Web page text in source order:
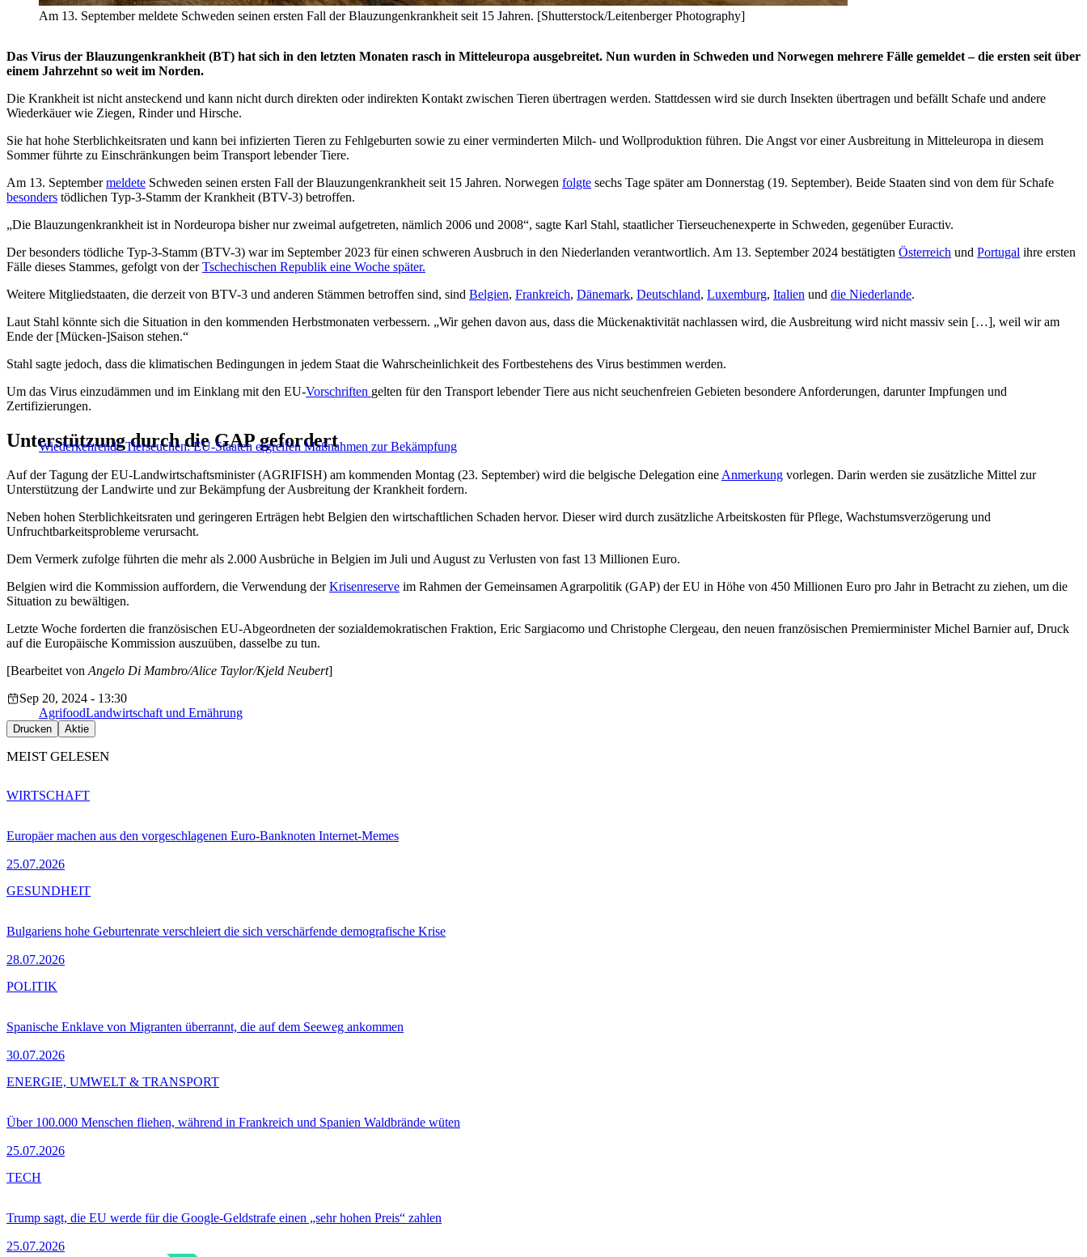
Am 13. September meldete Schweden seinen ersten Fall der Blauzungenkrankheit seit 15 Jahren. [Shutterstock/Leitenberger Photography]
Das Virus der Blauzungenkrankheit (BT) hat sich in den letzten Monaten rasch in Mitteleuropa ausgebreitet. Nun wurden in Schweden und Norwegen mehrere Fälle gemeldet – die ersten seit über
einem Jahrzehnt so weit im Norden.
Die Krankheit ist nicht ansteckend und kann nicht durch direkten oder indirekten Kontakt zwischen Tieren übertragen werden. Stattdessen wird sie durch Insekten übertragen und befällt Schafe und andere
Wiederkäuer wie Ziegen, Rinder und Hirsche.
Sie hat hohe Sterblichkeitsraten und kann bei infizierten Tieren zu Fehlgeburten sowie zu einer verminderten Milch- und Wollproduktion führen. Die Angst vor einer Ausbreitung in Mitteleuropa in diesem
Sommer führte zu Einschränkungen beim Transport lebender Tiere.
Am 13. Septembermeldete Schweden seinen ersten Fall der Blauzungenkrankheit seit 15 Jahren. Norwegen folgte sechs Tage später am Donnerstag (19. September). Beide Staaten sind von dem für Schafe
besonders tödlichen Typ-3-Stamm der Krankheit (BTV-3) betroffen.
„Die Blauzungenkrankheit ist in Nordeuropa bisher nur zweimal aufgetreten, nämlich 2006 und 2008“, sagte Karl Stahl, staatlicher Tierseuchenexperte in Schweden, gegenüber Euractiv.
Der besonders tödliche Typ-3-Stamm (BTV-3) war im September 2023 für einen schweren Ausbruch in den Niederlanden verantwortlich. Am 13. September 2024 bestätigten Österreich und Portugal ihre ersten
Fälle dieses Stammes, gefolgt von derTschechischen Republik eine Woche später.
Weitere Mitgliedstaaten, die derzeit von BTV-3 und anderen Stämmen betroffen sind, sind Belgien, Frankreich, Dänemark, Deutschland, Luxemburg, Italien und die Niederlande.
Laut Stahl könnte sich die Situation in den kommenden Herbstmonaten verbessern. „Wir gehen davon aus, dass die Mückenaktivität nachlassen wird, die Ausbreitung wird nicht massiv sein […], weil wir am
Ende der [Mücken-]Saison stehen.“
Stahl sagte jedoch, dass die klimatischen Bedingungen in jedem Staat die Wahrscheinlichkeit des Fortbestehens des Virus bestimmen werden.
Um das Virus einzudämmen und im Einklang mit den EU-Vorschriften gelten für den Transport lebender Tiere aus nicht seuchenfreien Gebieten besondere Anforderungen, darunter Impfungen und
Zertifizierungen.
Wiederkehrende Tierseuchen: EU-Staaten ergreifen Maßnahmen zur Bekämpfung
Unterstützung durch die GAP gefordert
Auf der Tagung der EU-Landwirtschaftsminister (AGRIFISH) am kommenden Montag (23. September) wird die belgische Delegation eine Anmerkung vorlegen. Darin werden sie zusätzliche Mittel zur
Unterstützung der Landwirte und zur Bekämpfung der Ausbreitung der Krankheit fordern.
Neben hohen Sterblichkeitsraten und geringeren Erträgen hebt Belgien den wirtschaftlichen Schaden hervor. Dieser wird durch zusätzliche Arbeitskosten für Pflege, Wachstumsverzögerung und
Unfruchtbarkeitsprobleme verursacht.
Dem Vermerk zufolge führten die mehr als 2.000 Ausbrüche in Belgien im Juli und August zu Verlusten von fast 13 Millionen Euro.
Belgien wird die Kommission auffordern, die Verwendung derKrisenreserve im Rahmen der Gemeinsamen Agrarpolitik (GAP) der EU in Höhe von 450 Millionen Euro pro Jahr in Betracht zu ziehen, um die
Situation zu bewältigen.
Letzte Woche forderten die französischen EU-Abgeordneten der sozialdemokratischen Fraktion, Eric Sargiacomo und Christophe Clergeau, den neuen französischen Premierminister Michel Barnier auf, Druck
auf die Europäische Kommission auszuüben, dasselbe zu tun.
[Bearbeitet von Angelo Di Mambro/Alice Taylor/Kjeld Neubert]
Sep 20, 2024 - 13:30
AgrifoodLandwirtschaft und Ernährung
Drucken Aktie
MEIST GELESEN
Europäer machen aus den vorgeschlagenen Euro-Banknoten Internet-Memes
25.07.2026
WIRTSCHAFT
Bulgariens hohe Geburtenrate verschleiert die sich verschärfende demografische Krise
28.07.2026
GESUNDHEIT
Spanische Enklave von Migranten überrannt, die auf dem Seeweg ankommen
30.07.2026
POLITIK
Über 100.000 Menschen fliehen, während in Frankreich und Spanien Waldbrände wüten
25.07.2026
ENERGIE, UMWELT & TRANSPORT
Trump sagt, die EU werde für die Google-Geldstrafe einen „sehr hohen Preis“ zahlen
25.07.2026
TECH